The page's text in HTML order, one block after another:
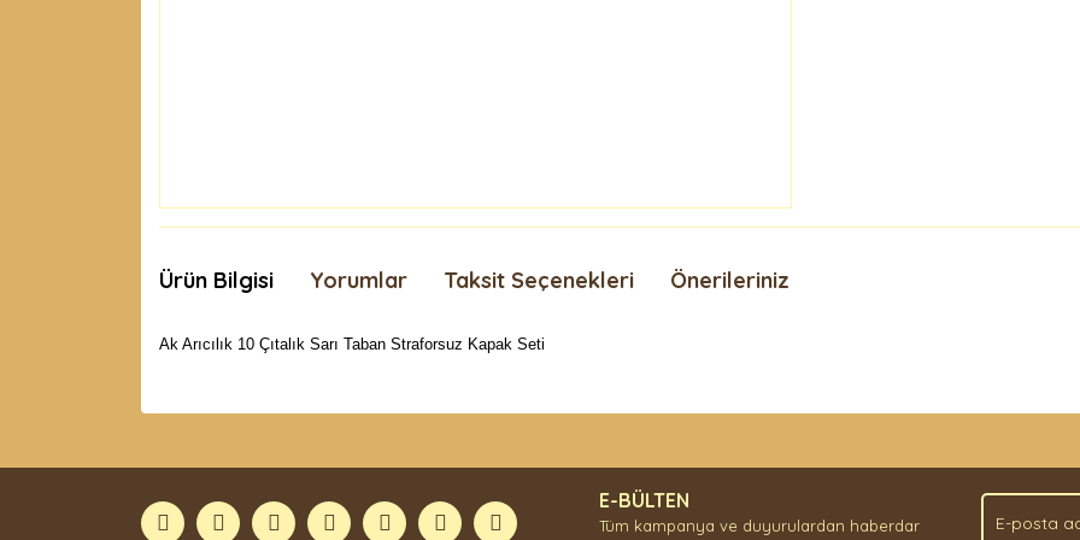
Ürün Bilgisi Yorumlar Taksit Seçenekleri Önerileriniz
Ak Arıcılık 10 Çıtalık Sarı Taban Straforsuz Kapak Seti
Ürün açıklamasında eksik bilgiler bulunuyor.
E-BÜLTEN
Tüm kampanya ve duyurulardan haberdar